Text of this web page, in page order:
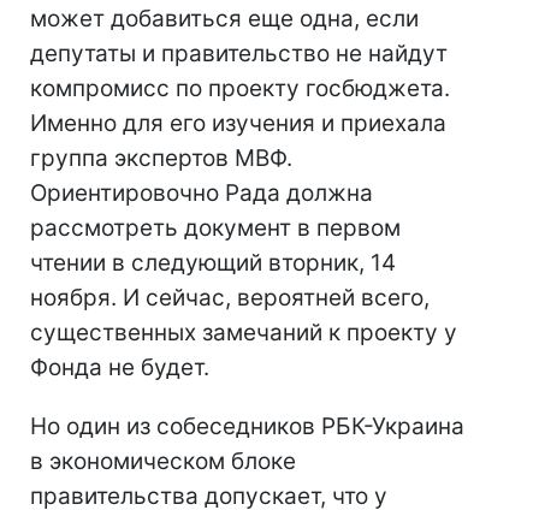
может добавиться еще одна, если
депутаты и правительство не найдут
компромисс по проекту госбюджета.
Именно для его изучения и приехала
группа экспертов МВФ.
Ориентировочно Рада должна
рассмотреть документ в первом
чтении в следующий вторник, 14
ноября. И сейчас, вероятней всего,
существенных замечаний к проекту у
Фонда не будет.
Но один из собеседников РБК-Украина
в экономическом блоке
правительства допускает, что у